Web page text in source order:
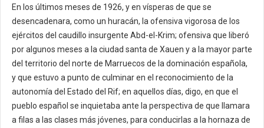
En los últimos meses de 1926, y en vísperas de que se
desencadenara, como un huracán, la ofensiva vigorosa de los
ejércitos del caudillo insurgente Abd-el-Krim; ofensiva que liberó
por algunos meses a la ciudad santa de Xauen y a la mayor parte
del territorio del norte de Marruecos de la dominación española,
y que estuvo a punto de culminar en el reconocimiento de la
autonomía del Estado del Rif; en aquellos días, digo, en que el
pueblo español se inquietaba ante la perspectiva de que llamara
a filas a las clases más jóvenes, para conducirlas a la hornaza de